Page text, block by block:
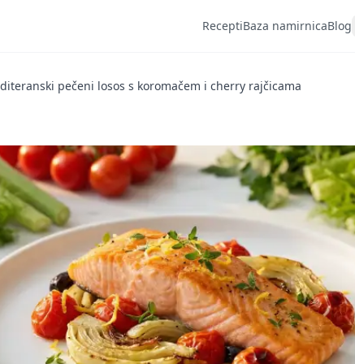
ReceptiBaza namirnicaBlog
pečeni losos s koromačem i cherry rajčicama